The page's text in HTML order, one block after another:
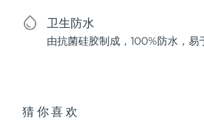
卫生防水
由抗菌硅胶制成，100%防水，易
猜你喜欢